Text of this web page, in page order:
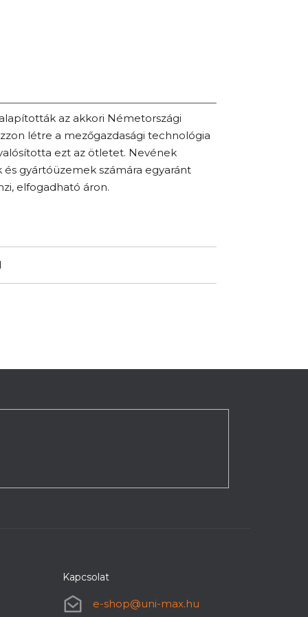
az akkori Németországi
létre a mezőgazdasági technológia
ezt az ötletet. Nevének
és gyártóüzemek számára egyaránt
elfogadható áron.
Kapcsolat
e-shop@uni-max.hu